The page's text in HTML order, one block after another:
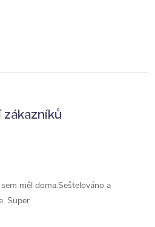
měl doma.Seštelováno a
Super